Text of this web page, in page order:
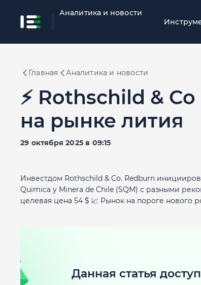
Аналитика и новости
Главная Аналитика и новости
⚡️ Rothschild &
на рынке лития
29 октября 2025 в 09:15
Инвестдом Rothschild & Co. Redburn
Quimica y Minera de Chile (SQM) с разными
целевая цена 54 $ 📈 Рынок на пороге нового
Данная статья